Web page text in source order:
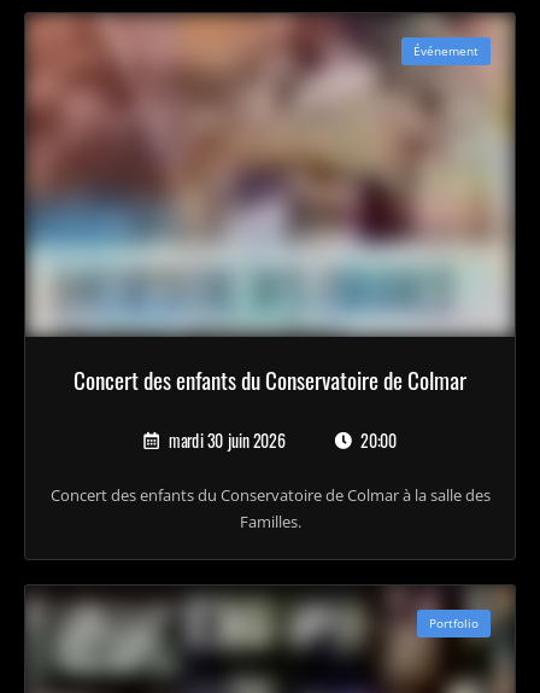
Événement
Concert des enfants du Conservatoire de Colmar
mardi 30 juin 2026 20:00
Concert des enfants du Conservatoire de Colmar à la salle des
Familles.
Portfolio